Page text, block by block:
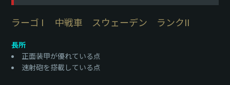
ラーゴ I 中戦車 スウェーデン ランクII
長所
正面装甲が優れている点
速射砲を搭載している点